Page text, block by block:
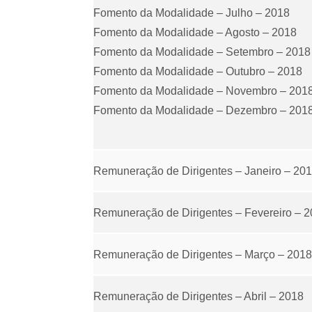
Fomento da Modalidade – Julho – 2018
Fomento da Modalidade – Agosto – 2018
Fomento da Modalidade – Setembro – 2018
Fomento da Modalidade – Outubro – 2018
Fomento da Modalidade – Novembro –
Fomento da Modalidade – Dezembro –
Remuneração de Dirigentes – Janeiro –
Remuneração de Dirigentes – Fevereiro –
Remuneração de Dirigentes – Março – 2018
Remuneração de Dirigentes – Abril – 2018